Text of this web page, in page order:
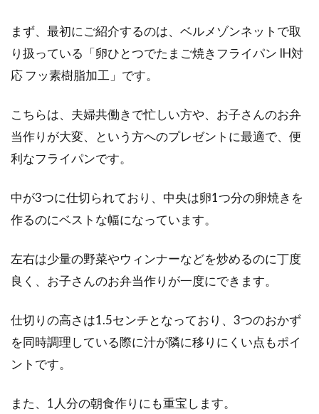
それもこ...
下がる原因と対処法は？
突然ですが、皆さんは「椅子の高さは健康に直
か？...
キッチンの排水溝トラブル！異臭や
つまりの対処法と予防策！
キッチンのシンクで洗い物などをしているとき
に、水の流れが悪く感じることはありません
まず、最初にご紹介するのは、ベルメゾンネットで取
り扱っている「卵ひとつでたまご焼きフライパン IH対
応 フッ素樹脂加工」です。
こちらは、夫婦共働きで忙しい方や、お子さんのお弁
当作りが大変、という方へのプレゼントに最適で、便
利なフライパンです。
中が3つに仕切られており、中央は卵1つ分の卵焼きを
作るのにベストな幅になっています。
左右は少量の野菜やウィンナーなどを炒めるのに丁度
良く、お子さんのお弁当作りが一度にできます。
仕切りの高さは1.5センチとなっており、3つのおかず
を同時調理している際に汁が隣に移りにくい点もポイ
ントです。
また、1人分の朝食作りにも重宝します。